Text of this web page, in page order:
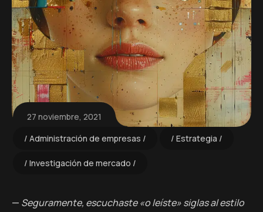
27 noviembre, 2021
Administración de empresas
Estrategia
Investigación de mercado
— Seguramente, escuchaste «o leíste» siglas al estilo